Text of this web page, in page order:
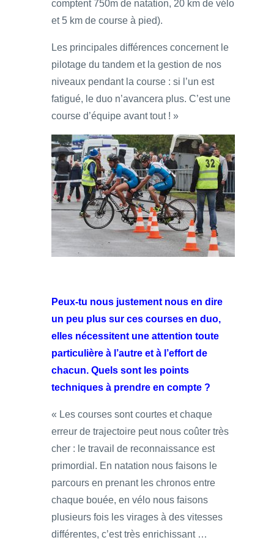
comptent 750m de natation, 20 km de vélo
et 5 km de course à pied).
Les principales différences concernent le
pilotage du tandem et la gestion de nos
niveaux pendant la course : si l’un est
fatigué, le duo n’avancera plus. C’est une
course d’équipe avant tout ! »
Peux-tu nous justement nous en dire
un peu plus sur ces courses en duo,
elles nécessitent une attention toute
particulière à l’autre et à l’effort de
chacun. Quels sont les points
techniques à prendre en compte ?
« Les courses sont courtes et chaque
erreur de trajectoire peut nous coûter très
cher : le travail de reconnaissance est
primordial. En natation nous faisons le
parcours en prenant les chronos entre
chaque bouée, en vélo nous faisons
plusieurs fois les virages à des vitesses
différentes, c’est très enrichissant …